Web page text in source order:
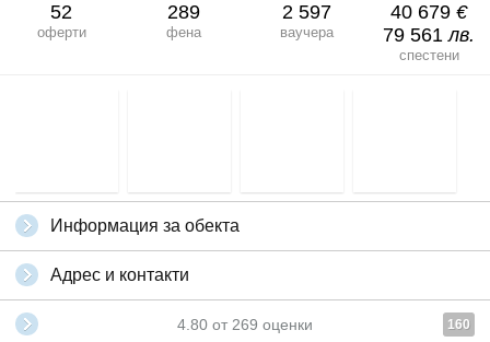
52
оферти
289
фена
2 597
ваучера
40 679 €
79 561лв.
спестени
Информация за обекта
Адрес и контакти
4.80 от 269 оценки 160